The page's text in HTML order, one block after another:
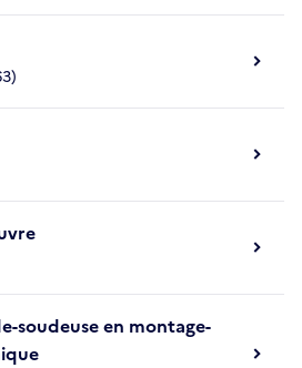
soudeuse en montage-